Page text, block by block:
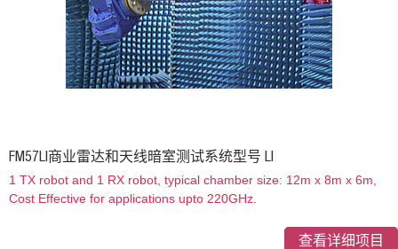
FM57LI商业雷达和天线暗室测试系统型号 LI
1 TX robot and 1 RX robot, typical chamber size: 12m x 8m x 6m,
Cost Effective for applications upto 220GHz.
查看详细项目